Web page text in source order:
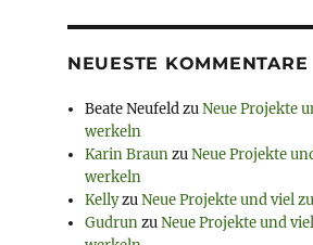
NEUESTE KOMMENTARE
Beate NeufeldzuNeue Projekte
werkeln
Karin BraunzuNeue Projekte
werkeln
KellyzuNeue Projekte und viel
GudrunzuNeue Projekte und